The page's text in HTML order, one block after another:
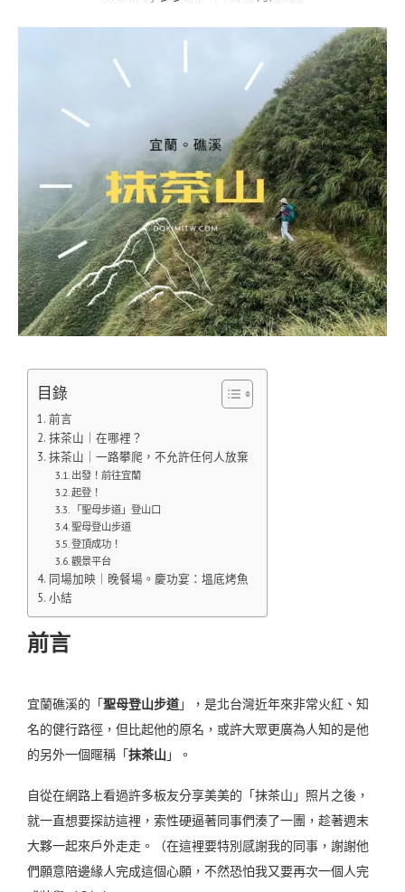
目錄
前言
抹茶山｜在哪裡？
抹茶山｜一路攀爬，不允許任何人放棄
出發！前往宜蘭
起登！
「聖母步道」登山口
聖母登山步道
登頂成功！
觀景平台
同場加映｜晚餐場。慶功宴：塭底烤魚
小結
前言
宜蘭礁溪的「聖母登山步道」，是北台灣近年來非常火紅、知
名的健行路徑，但比起他的原名，或許大眾更廣為人知的是他
的另外一個暱稱「抹茶山 」。
自從在網路上看過許多板友分享美美的「抹茶山」照片之後，
就一直想要探訪這裡，索性硬逼著同事們湊了一團，趁著週末
大夥一起來戶外走走。（在這裡要特別感謝我的同事，謝謝他
們願意陪邊緣人完成這個心願，不然恐怕我又要再次一個人完